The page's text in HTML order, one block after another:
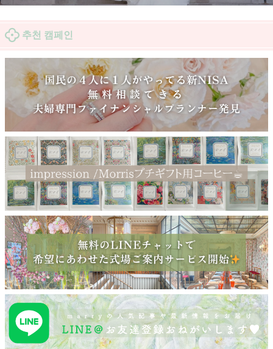
추천 캠페인